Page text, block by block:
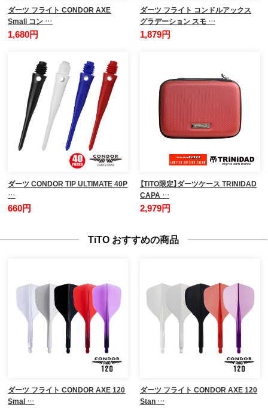
ダーツ フライト CONDOR AXE
Small コン …
1,680円
ダーツ フライト コンドルアックス
グラデーション スモ …
1,879円
ダーツ CONDOR TIP ULTIMATE 40P
…
660円
【TiTO限定】ダーツケース TRiNiDAD
CAPA …
2,979円
TiTO おすすめの商品
ダーツ フライト CONDOR AXE 120
Smal …
ダーツ フライト CONDOR AXE 120
Stan …